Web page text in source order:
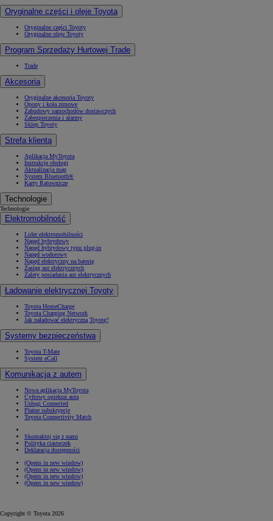
Oryginalne części i oleje Toyota
Oryginalne części Toyoty
Oryginalne oleje Toyoty
Program Sprzedaży Hurtowej Trade
Trade
Akcesoria
Oryginalne akcesoria Toyoty
Opony i koła zimowe
Zabudowy samochodów dostawczych
Zabezpieczenia i alarmy
Sklep Toyoty
Strefa klienta
Aplikacja MyToyota
Instrukcje obsługi
Aktualizacja map
System Bluetooth®
Karty Ratownicze
Technologie
Technologie
Elektromobilność
Lider elektromobilności
Napęd hybrydowy
Napęd hybrydowy typu plug-in
Napęd wodorowy
Napęd elektryczny na baterię
Zasięg aut elektrycznych
Zalety posiadania aut elektrycznych
Ładowanie elektrycznej Toyoty
Toyota HomeCharge
Toyota Charging Network
Jak naładować elektryczną Toyotę?
Systemy bezpieczeństwa
Toyota T-Mate
System eCall
Komunikacja z autem
Nowa aplikacja MyToyota
Cyfrowy opiekun auta
Usługi Connected
Płatne subskrypcje
Toyota Connectivity Match
Skontaktuj się z nami
Polityka ciasteczek
Deklaracja dostępności
(Opens in new window)
(Opens in new window)
(Opens in new window)
(Opens in new window)
Copyright © Toyota 2026